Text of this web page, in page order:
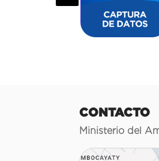
CONTACTO
Ministerio del